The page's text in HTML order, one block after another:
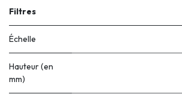
Filtres
Échelle
Hauteur (en
mm)